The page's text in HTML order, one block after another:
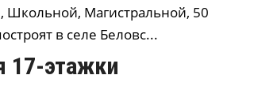
Школьной, Магистральной, 50
в селе Беловс...
17-этажки